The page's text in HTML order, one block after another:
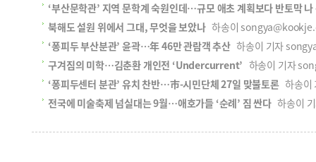
‘부산문학관’ 지역 문학계 숙원인데…규모 애초 계획보다 반토막 나
북해도 설원 위에서 그대, 무엇을 보았나하송이
‘퐁피두 부산분관’ 윤곽…年 46만 관람객 추산 하송이 기자
구겨짐의 미학…김춘환 개인전 ‘Undercurrent’ 하송이 기자
‘퐁피두센터 분관’ 유치 찬반…市-시민단체 27일 맞불토론하송이
전국에 미술축제 넘실대는 9월…애호가들 ‘순례’ 짐 싼다 하송이